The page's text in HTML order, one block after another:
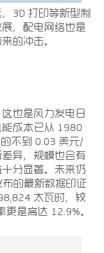
3D 打印等新型制
，配电网络也是
的冲击。
也是风力发电日
成本已从 1980
不到 0.03 美元/
异，规模也会有
分显著。未来仍
布的最新数据印证
太瓦时，较
是高达 12.9%。